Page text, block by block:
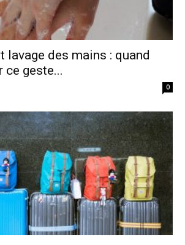
lavage des mains : quand
geste...
0